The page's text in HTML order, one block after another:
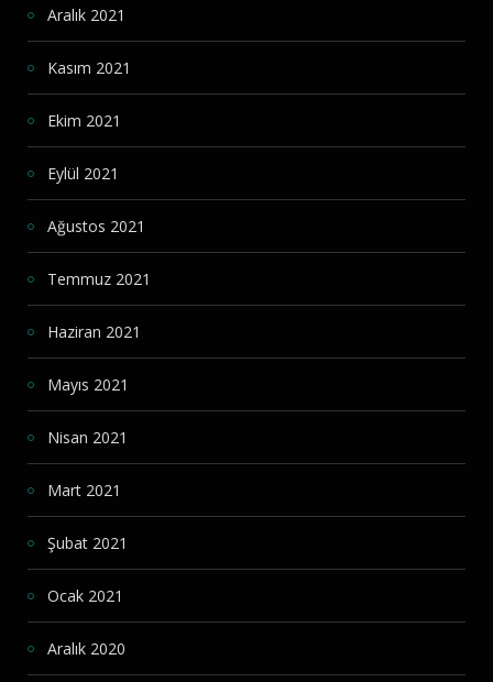
Aralık 2021
Kasım 2021
Ekim 2021
Eylül 2021
Ağustos 2021
Temmuz 2021
Haziran 2021
Mayıs 2021
Nisan 2021
Mart 2021
Şubat 2021
Ocak 2021
Aralık 2020